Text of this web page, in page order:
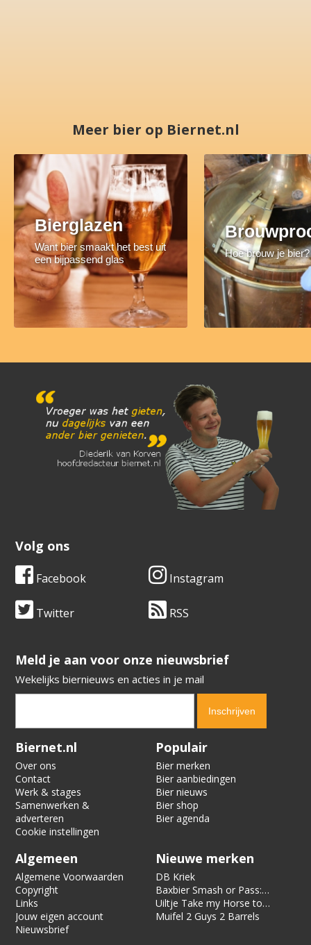
Meer bier op Biernet.nl
Bierglazen
Want bier smaakt het best uit
een bijpassend glas
Hoe brouw je bier?
Volg ons
Facebook Instagram
Twitter RSS
​​​​​​​Meld je aan voor onze nieuwsbrief
Wekelijks biernieuws en acties in je mail
Verification code:
Biernet.nl
Over ons
Contact
Werk & stages
Samenwerken &
adverteren
Cookie instellingen
Populair
Bier merken
Bier aanbiedingen
Bier nieuws
Bier shop
Bier agenda
Algemeen
Algemene Voorwaarden
Copyright
Links
Jouw eigen account
Nieuwsbrief
Nieuwe merken
DB Kriek
Baxbier Smash or Pass:
Strata
Uiltje Take my Horse to
the Hotel Room
Muifel 2 Guys 2 Barrels